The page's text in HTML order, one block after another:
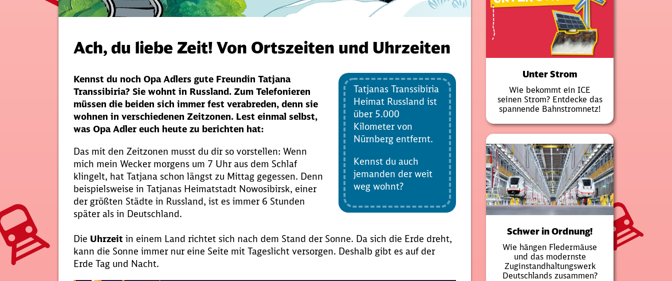
Ach, du liebe Zeit! Von Ortszeiten und Uhrzeiten
Kennst du noch Opa Adlers gute Freundin Tatjana
Transsibiria? Sie wohnt in Russland. Zum Telefonieren
müssen die beiden sich immer fest verabreden, denn sie
wohnen in verschiedenen Zeitzonen. Lest einmal selbst,
was Opa Adler euch heute zu berichten hat:
Das mit den Zeitzonen musst du dir so vorstellen: Wenn
mich mein Wecker morgens um 7 Uhr aus dem Schlaf
klingelt, hat Tatjana schon längst zu Mittag gegessen. Denn
beispielsweise in Tatjanas Heimatstadt Nowosibirsk, einer
der größten Städte in Russland, ist es immer 6 Stunden
später als in Deutschland.
Tatjanas Transsibiria
Heimat Russland ist
über 5.000
Kilometer von
Nürnberg entfernt.
Kennst du auch
jemanden der weit
weg wohnt?
Die Uhrzeit in einem Land richtet sich nach dem Stand der Sonne. Da sich die Erde dreht,
kann die Sonne immer nur eine Seite mit Tageslicht versorgen. Deshalb gibt es auf der
Erde Tag und Nacht.
Unter Strom
Wie bekommt ein ICE
seinen Strom? Entdecke das
spannende Bahnstromnetz!
Schwer in Ordnung!
Wie hängen Fledermäuse
und das modernste
Zuginstandhaltungswerk
Deutschlands zusammen?